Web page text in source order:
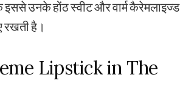
उनके होंठ स्वीट और वार्म कैरेमलाइज्ड
रखती है।
Lipstick in The